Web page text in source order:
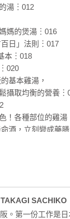
兼具，是篤信『
5星評價☀
基底會很麻煩，特
類食譜，很容易查
點，卻沒有用到
開始覺得味道很淡
助於減低飯量，健
以直接找到自己想
用。」
湯︙012
媽的煲湯︙016
日」法則︙017
本︙018
基本雞湯，
攝取均衡的營養
！各種部位的雞湯
酒，立刻變成藥
湯︙030／032
／033 SACHIKO
。第一份工作是